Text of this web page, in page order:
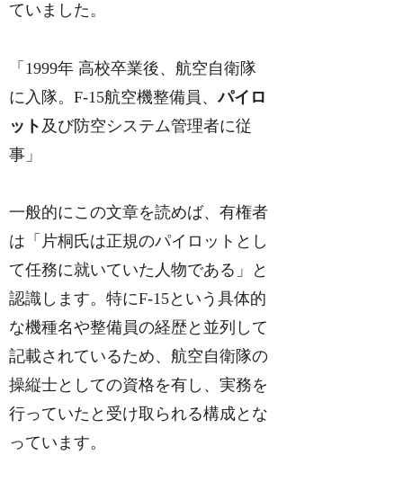
ていました。
「1999年 高校卒業後、航空自衛隊
に入隊。F-15航空機整備員、パイロ
ット 及び防空システム管理者に従
事」
一般的にこの文章を読めば、有権者
は「片桐氏は正規のパイロットとし
て任務に就いていた人物である」と
認識します。特にF-15という具体的
な機種名や整備員の経歴と並列して
記載されているため、航空自衛隊の
操縦士としての資格を有し、実務を
行っていたと受け取られる構成とな
っています。